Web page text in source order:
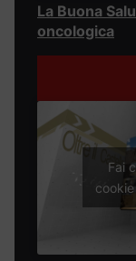
La Buona
oncologica
Fai